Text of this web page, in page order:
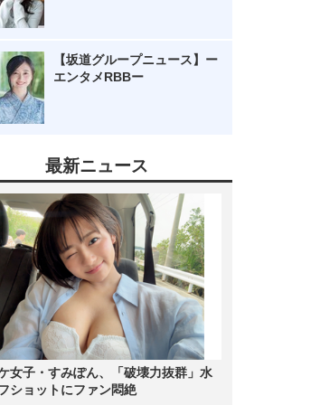
【坂道グループニュース】ー
エンタメRBBー
最新ニュース
女子・すみぽん、「破壊力抜群」水
ショットにファン悶絶